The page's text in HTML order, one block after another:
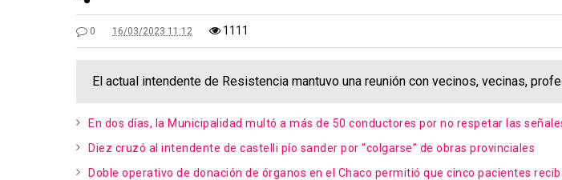
0 16/03/2023 11:12 1111
El actual intendente de Resistencia mantuvo una reunión con vecinos, vecinas,
En dos días, la Municipalidad multó a más de 50 conductores por no respetar las
Diez cruzó al intendente de castelli pío sander por “colgarse” de obras provinciales
Doble operativo de donación de órganos en el Chaco permitió que cinco pacientes